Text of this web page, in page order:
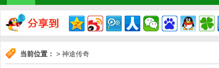
当前位置： > 神途传奇